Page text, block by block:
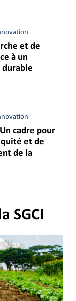
et de
à un
durable
cadre pour
et de
de la
SGCI